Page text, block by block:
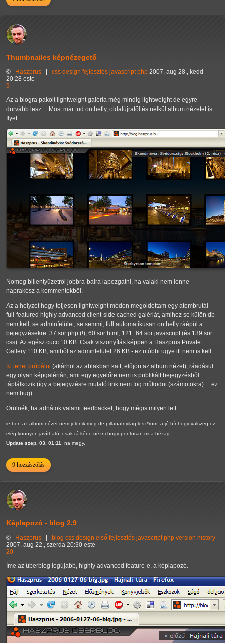
Thumbnailes képnézegető
© Haszprus css design fejlesztés javascript php 2007. aug 28., kedd
20:28 este
9
Az a blogra pakolt lightweight galéria még mindig lightweight de egyre
durvább lesz… Most már tud onthefly, oldalújratöltés nélkül album nézetet is.
Ilyet:
Nomeg billentyűzetről jobbra-balra lapozgatni, ha valaki nem lenne
naprakész a kommentekből.
Az a helyzet hogy teljesen lightweight módon megoldottam egy atombrutál
full-featured highly advanced client-side cached galériát, amihez se külön db
nem kell, se adminfelület, se semmi, full automatikusan onthefly ráépül a
bejegyzésekre. 37 sor php (!), 60 sor html, 121+64 sor javascript (és 139 sor
css). Az egész cucc 10 KB. Csak viszonyítás képpen a Haszprus Private
Gallery 110 KB, amiből az adminfelület 26 KB - ez utóbbi ugye itt nem is kell.
Ki lehet próbálni (akárhol az ablakban katt, előjön az album nézet), ráadásul
egy olyan képgalérián, ami egy egyelőre nem is publikált bejegyzésből
táplálkozik (így a bejegyzésre mutató link nem fog működni (számotokra)… ez
nem bug).
Örülnék, ha adnátok valami feedbacket, hogy mégis milyen lett.
ie-ben az album nézet nem jelenik meg de pillanatnyilag lesz*rom. a jó hír hogy valszeg ez
elég könnyen javítható, csak rá kéne nézni hogy pontosan mi a hézag.
Update szep. 03. 01:11 : na megy.
9 hozzászólás
Képlapozó - blog 2.9
© Haszprus blog css design első fejlesztés javascript php version history
2007. aug 22., szerda 20:30 este
20
Íme az überblog legújabb, highly advanced feature-e, a képlapozó.